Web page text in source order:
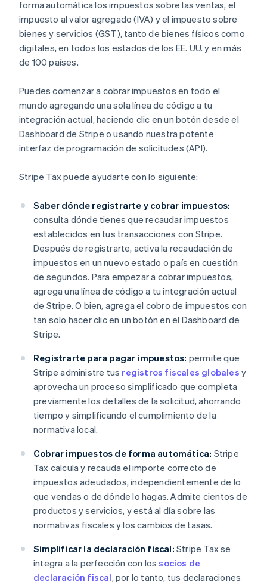
forma automática los impuestos sobre las ventas, el
impuesto al valor agregado (IVA) y el impuesto sobre
bienes y servicios (GST), tanto de bienes físicos como
digitales, en todos los estados de los EE. UU. y en más
de 100 países.
Puedes comenzar a cobrar impuestos en todo el
mundo agregando una sola línea de código a tu
integración actual, haciendo clic en un botón desde el
Dashboard de Stripe o usando nuestra potente
interfaz de programación de solicitudes (API).
Stripe Tax puede ayudarte con lo siguiente:
Saber dónde registrarte y cobrar impuestos:
consulta dónde tienes que recaudar impuestos
establecidos en tus transacciones con Stripe.
Después de registrarte, activa la recaudación de
impuestos en un nuevo estado o país en cuestión
de segundos. Para empezar a cobrar impuestos,
agrega una línea de código a tu integración actual
de Stripe. O bien, agrega el cobro de impuestos con
tan solo hacer clic en un botón en el Dashboard de
Stripe.
Registrarte para pagar impuestos: permite que
Stripe administre tus registros fiscales globales y
aprovecha un proceso simplificado que completa
previamente los detalles de la solicitud, ahorrando
tiempo y simplificando el cumplimiento de la
normativa local.
Cobrar impuestos de forma automática: Stripe
Tax calcula y recauda el importe correcto de
impuestos adeudados, independientemente de lo
que vendas o de dónde lo hagas. Admite cientos de
productos y servicios, y está al día sobre las
normativas fiscales y los cambios de tasas.
Simplificar la declaración fiscal: Stripe Tax se
integra a la perfección con lossocios de
declaración fiscal, por lo tanto, tus declaraciones